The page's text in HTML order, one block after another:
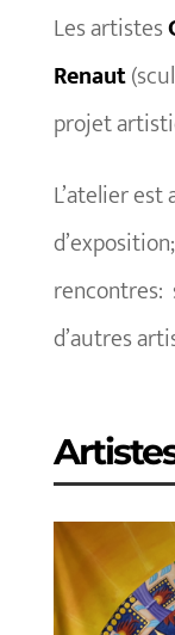
Les artistes
Renaut
projet
L’atelier
d’autres